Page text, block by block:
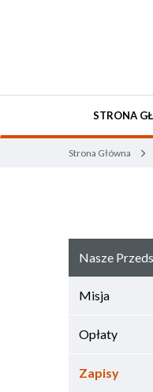
STRONA
Strona Główna
Nasze
Misja
Opłaty
Zapisy